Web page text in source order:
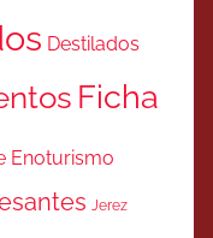
Destilados
Ficha
Enoturismo
Jerez